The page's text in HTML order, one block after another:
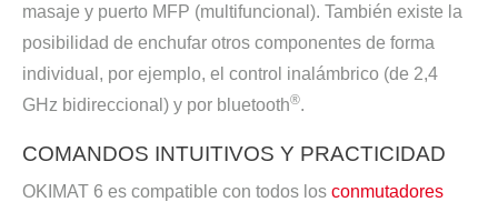
masaje y puerto MFP (multifuncional). También existe la
posibilidad de enchufar otros componentes de forma
individual, por ejemplo, el control inalámbrico (de 2,4
GHz bidireccional) y por bluetooth®.
COMANDOS INTUITIVOS Y PRACTICIDAD
OKIMAT 6 es compatible con todos los conmutadores